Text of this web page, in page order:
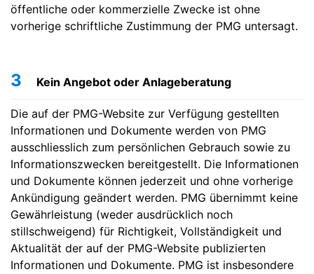
öffentliche oder kommerzielle Zwecke ist ohne
vorherige schriftliche Zustimmung der PMG untersagt.
3 Kein Angebot oder Anlageberatung
Die auf der PMG-Website zur Verfügung gestellten
Informationen und Dokumente werden von PMG
ausschliesslich zum persönlichen Gebrauch sowie zu
Informationszwecken bereitgestellt. Die Informationen
und Dokumente können jederzeit und ohne vorherige
Ankündigung geändert werden. PMG übernimmt keine
Gewährleistung (weder ausdrücklich noch
stillschweigend) für Richtigkeit, Vollständigkeit und
Aktualität der auf der PMG-Website publizierten
Informationen und Dokumente. PMG ist insbesondere